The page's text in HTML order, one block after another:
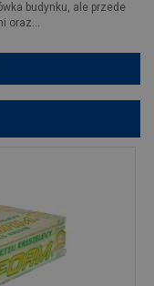
budynku, ale przede
oraz...